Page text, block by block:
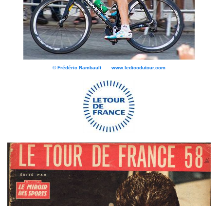
© Frédéric Rambault www.ledicodutour.com